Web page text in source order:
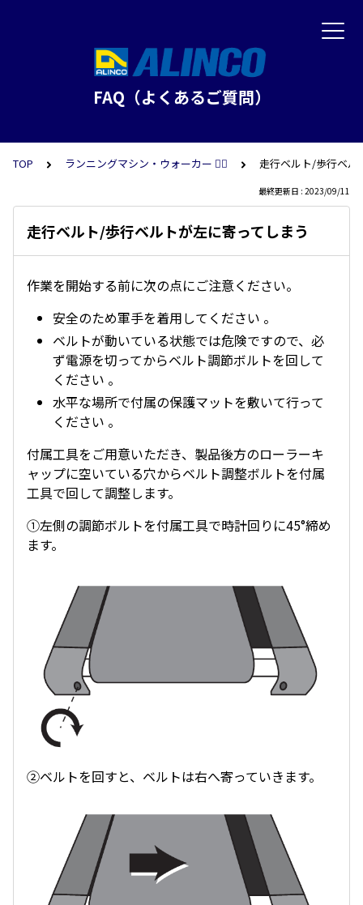
FAQ（よくあるご質問）
TOP ランニングマシン・ウォーカー 🏃‍♀️ 走行ベルト/歩行ベル
最終更新日 : 2023/09/11
走行ベルト/歩行ベルトが左に寄ってしまう
作業を開始する前に次の点にご注意ください。
安全のため軍手を着用してください 。
ベルトが動いている状態では危険ですので、必
ず電源を切ってからベルト調節ボルトを回して
ください 。
水平な場所で付属の保護マットを敷いて行って
ください 。
付属工具をご用意いただき、製品後方のローラーキ
ャップに空いている穴からベルト調整ボルトを付属
工具で回して調整します。
①左側の調節ボルトを付属工具で時計回りに45°締め
ます。
②ベルトを回すと、ベルトは右へ寄っていきます。